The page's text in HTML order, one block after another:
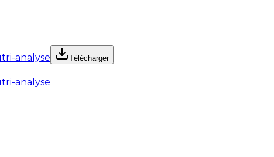
analyse
Télécharger
analyse